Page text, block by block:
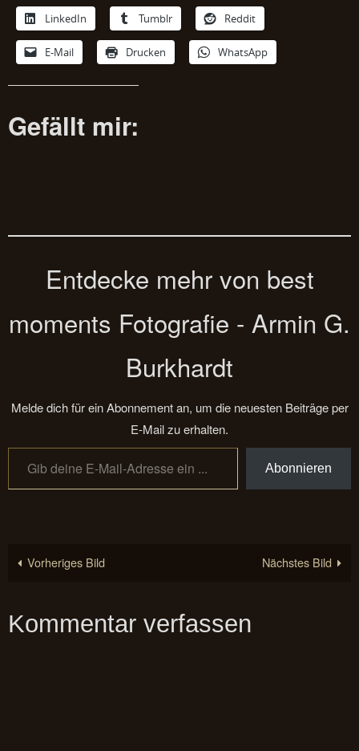
LinkedIn Tumblr Reddit
E-Mail Drucken WhatsApp
Gefällt mir:
Entdecke mehr von best
moments Fotografie - Armin G.
Burkhardt
Melde dich für ein Abonnement an, um die neuesten Beiträge per
E-Mail zu erhalten.
Gib deine E-Mail-Adresse ein ...
Abonnieren
Vorheriges Bild Nächstes Bild
Kommentar verfassen